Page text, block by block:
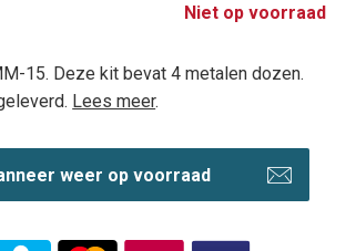
Niet op voorraad
15. Deze kit bevat 4 metalen dozen.
Lees meer.
weer op voorraad